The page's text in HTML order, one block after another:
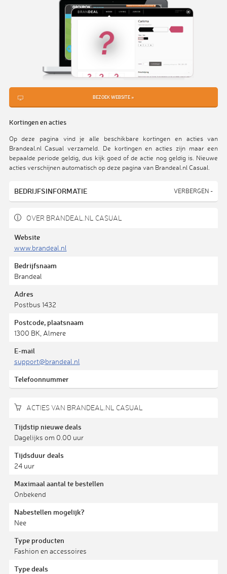
BEZOEK WEBSITE »
Kortingen en acties
Op deze pagina vind je alle beschikbare kortingen en acties van
Brandeal.nl Casual verzameld. De kortingen en acties zijn maar een
bepaalde periode geldig, dus kijk goed of de actie nog geldig is. Nieuwe
acties verschijnen automatisch op deze pagina van Brandeal.nl Casual.
BEDRIJFSINFORMATIE VERBERGEN -
OVER BRANDEAL.NL CASUAL
Website
www.brandeal.nl
Bedrijfsnaam
Brandeal
Adres
Postbus 1432
Postcode, plaatsnaam
1300 BK, Almere
E-mail
support@brandeal.nl
Telefoonnummer
ACTIES VAN BRANDEAL.NL CASUAL
Tijdstip nieuwe deals
Dagelijks om 0.00 uur
Tijdsduur deals
24 uur
Maximaal aantal te bestellen
Onbekend
Nabestellen mogelijk?
Nee
Type producten
Fashion en accessoires
Type deals